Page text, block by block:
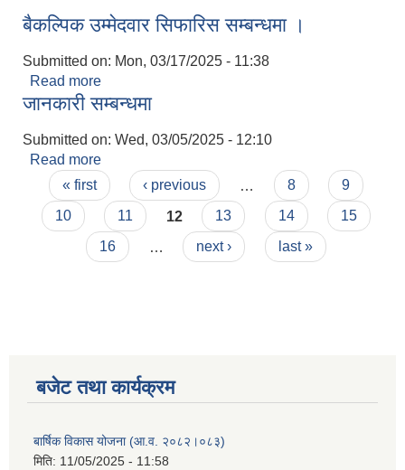
बैकल्पिक उम्मेदवार सिफारिस सम्बन्धमा ।
Submitted on: Mon, 03/17/2025 - 11:38
Read more
जानकारी सम्बन्धमा
Submitted on: Wed, 03/05/2025 - 12:10
Read more
Pages
« first ‹ previous 8
9
10
11 12 13 14
15
16
next › last »
बजेट तथा कार्यक्रम
बार्षिक विकास योजना (आ.व. २०८२।०८३)
मिति: 11/05/2025 - 11:58